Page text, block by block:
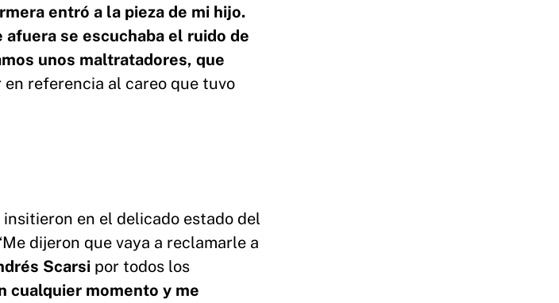
entró a la pieza de mi hijo.
se escuchaba el ruido de
unos maltratadores, que
en referencia al careo que tuvo
en el delicado estado del
dijeron que vaya a reclamarle a
Scarsi por todos los
cualquier momento y me